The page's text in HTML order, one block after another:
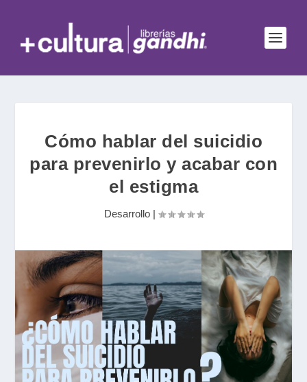
Cómo hablar del suicidio
para prevenirlo y acabar con
el estigma
Desarrollo|